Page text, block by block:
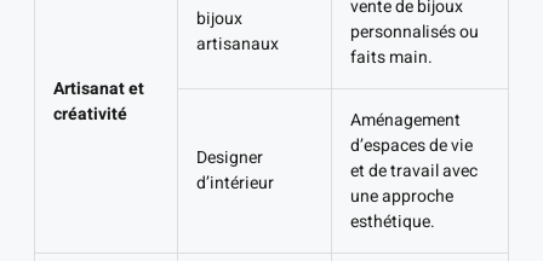
Artisanat et
créativité
bijoux
artisanaux
vente de bijoux
personnalisés ou
faits main.
Designer
d’intérieur
Aménagement
d’espaces de vie
et de travail avec
une approche
esthétique.